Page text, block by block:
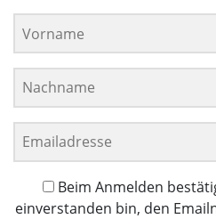
Beim Anmelden
einverstanden bin, den